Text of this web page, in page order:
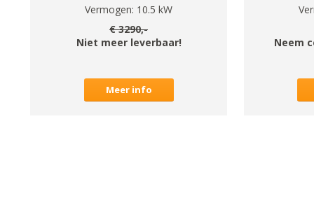
Vermogen: 10.5 kW
€3290,-
Niet meer leverbaar!
Meer info
Neem